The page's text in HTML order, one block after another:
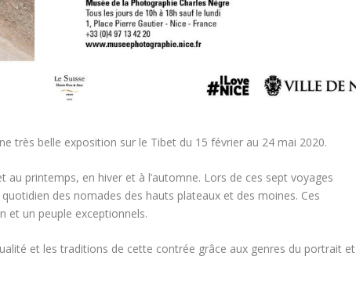
très belle exposition sur le Tibet du 15 février au 24 mai 2020.
printemps, en hiver et à l’automne. Lors de ces sept voyages
des nomades des hauts plateaux et des moines. Ces
et un peuple exceptionnels.
et les traditions de cette contrée grâce aux genres du portrait et